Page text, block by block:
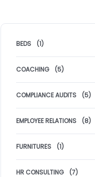
BEDS (1)
COACHING (5)
COMPLIANCE AUDITS (5)
EMPLOYEE RELATIONS (8)
FURNITURES (1)
HR CONSULTING (7)